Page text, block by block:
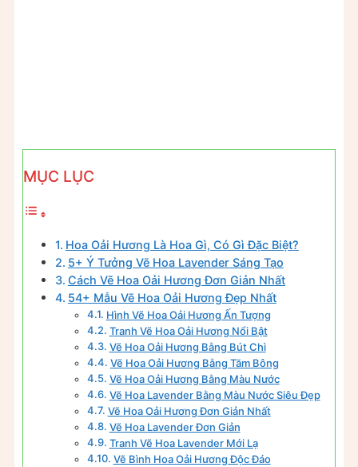
MỤC LỤC
Hoa Oải Hương Là Hoa Gì, Có Gì Đặc Biệt?
5+ Ý Tưởng Vẽ Hoa Lavender Sáng Tạo
Cách Vẽ Hoa Oải Hương Đơn Giản Nhất
54+ Mẫu Vẽ Hoa Oải Hương Đẹp Nhất
Hình Vẽ Hoa Oải Hương Ấn Tượng
Tranh Vẽ Hoa Oải Hương Nổi Bật
Vẽ Hoa Oải Hương Bằng Bút Chì
Vẽ Hoa Oải Hương Bằng Tăm Bông
Vẽ Hoa Oải Hương Bằng Màu Nước
Vẽ Hoa Lavender Bằng Màu Nước Siêu Đẹp
Vẽ Hoa Oải Hương Đơn Giản Nhất
Vẽ Hoa Lavender Đơn Giản
Tranh Vẽ Hoa Lavender Mới Lạ
Vẽ Bình Hoa Oải Hương Độc Đáo